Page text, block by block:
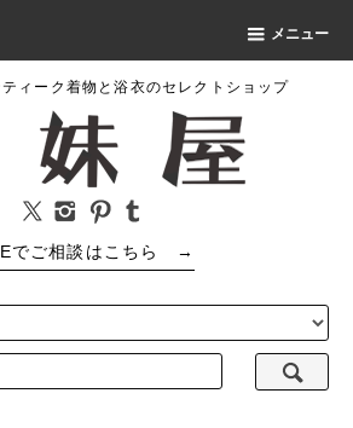
メニュー
ィーク着物と浴衣のセレクトショップ
でご相談はこちら →